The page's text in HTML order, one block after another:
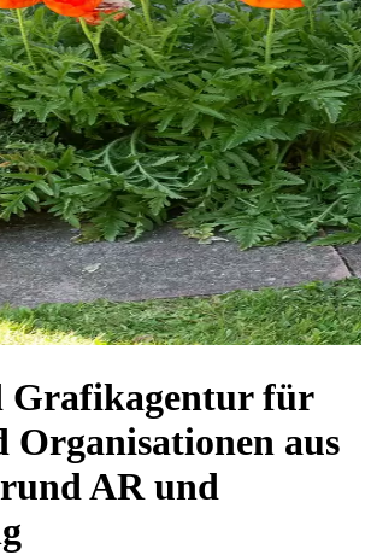
Grafikagentur für
aus
AR und